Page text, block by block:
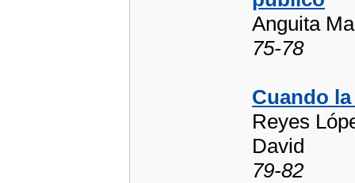
Anguita
75-78
Cuando
Reyes
David
79-82